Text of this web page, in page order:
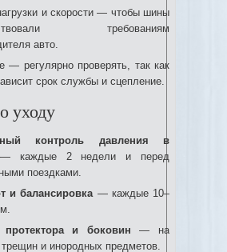
и скорости — чтобы шины
требованиям
авто.
— регулярно проверять, так как
срок службы и сцепление.
уходу
контроль давления в
каждые 2 недели и перед
поездками.
и балансировка— каждые 10–
и боковин — на
и инородных предметов.